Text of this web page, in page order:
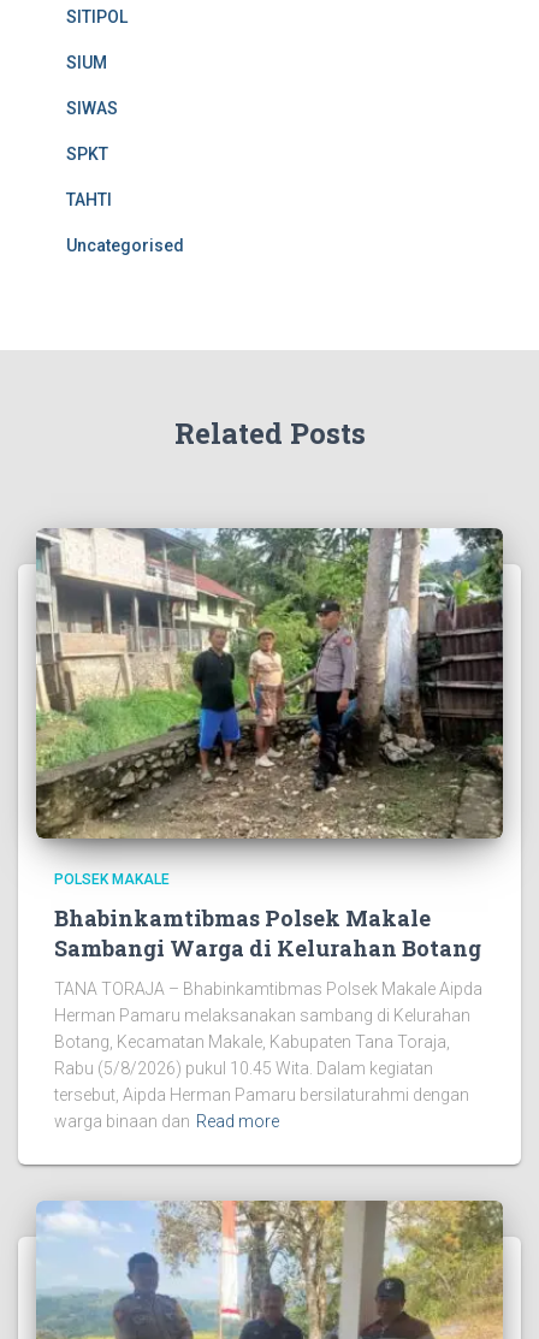
SITIPOL
SIUM
SIWAS
SPKT
TAHTI
Uncategorised
Related Posts
POLSEK MAKALE
Bhabinkamtibmas Polsek Makale
Sambangi Warga di Kelurahan Botang
TANA TORAJA – Bhabinkamtibmas Polsek Makale Aipda
Herman Pamaru melaksanakan sambang di Kelurahan
Botang, Kecamatan Makale, Kabupaten Tana Toraja,
Rabu (5/8/2026) pukul 10.45 Wita. Dalam kegiatan
tersebut, Aipda Herman Pamaru bersilaturahmi dengan
warga binaan dan Read more